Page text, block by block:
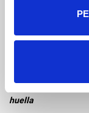
(El Campello). A
puede llegar a la
La docencia
huella